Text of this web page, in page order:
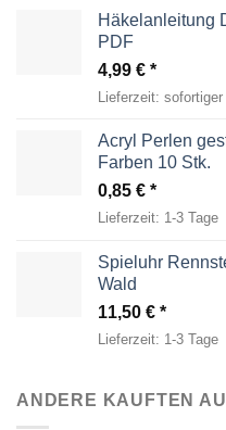
Häkelanleitung
PDF
4,99 €
Lieferzeit: sofortiger
Acryl Perlen
Farben 10 Stk.
0,85 €
Lieferzeit: 1-3 Tage
Spieluhr
Wald
11,50 €
Lieferzeit: 1-3 Tage
ANDERE KAUFTEN